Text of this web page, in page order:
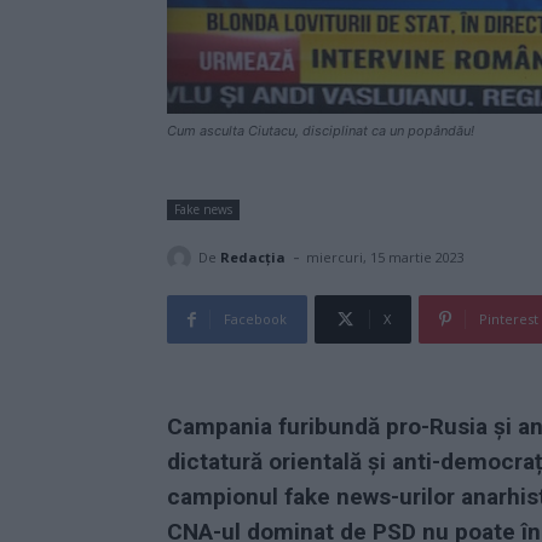
Cum asculta Ciutacu, disciplinat ca un popândău!
Fake news
De Redacţia - miercuri, 15 martie 2023
Facebook X Pinterest
Campania furibundă pro-Rusia și
dictatură orientală și anti-
campionul fake news-urilor
CNA-ul dominat de PSD nu poate